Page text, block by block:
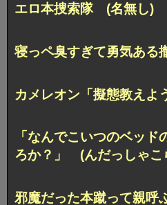
エロ本捜索隊 (名無し)
寝っペ臭すぎて勇気あ
カメレオン「擬態教え
「なんでこいつのベッ
ろか？」 (んだっしゃこ
邪魔だった本蹴って親